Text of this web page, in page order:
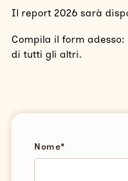
Il report 2026 sarà
Compila il form
di tutti gli altri.
Nome*